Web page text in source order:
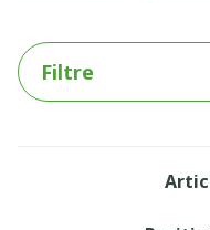
Filtre